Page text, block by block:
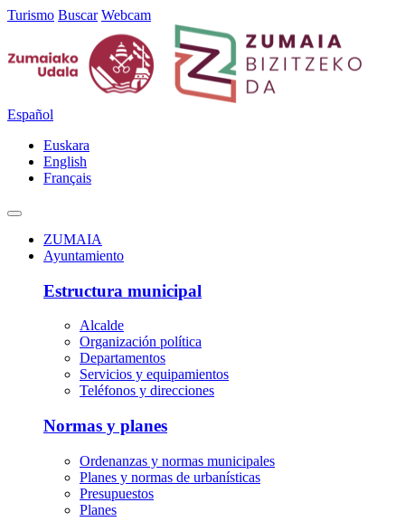
Turismo Buscar Webcam
Español
Euskara
English
Français
ZUMAIA
Ayuntamiento
Estructura municipal
Alcalde
Organización política
Departamentos
Servicios y equipamientos
Teléfonos y direcciones
Normas y planes
Ordenanzas y normas municipales
Planes y normas de urbanísticas
Presupuestos
Planes